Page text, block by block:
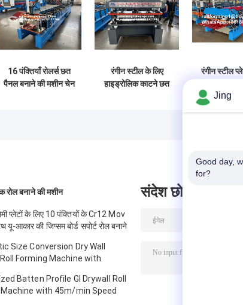
16 पंक्तियाँ रोलर्स छत
पैनल बनाने की मशीन चेन
रंगीन स्टील के लिए
हाइड्रोलिक काटने छत
रंगीन स्टील
Trapeze
बनाने की मशीन
प्लेटों के लिए 10 पंक्तियों के Cr12 Mov
यू-आकार की जिप्सम बोर्ड सपोर्ट रोल बनाने
Size Conversion Dry Wall
Forming Machine with
Batten Profile GI Drywall Roll
Machine with 45m/min Speed
संदेश छोड़ दो
Jing
Good day,
for?